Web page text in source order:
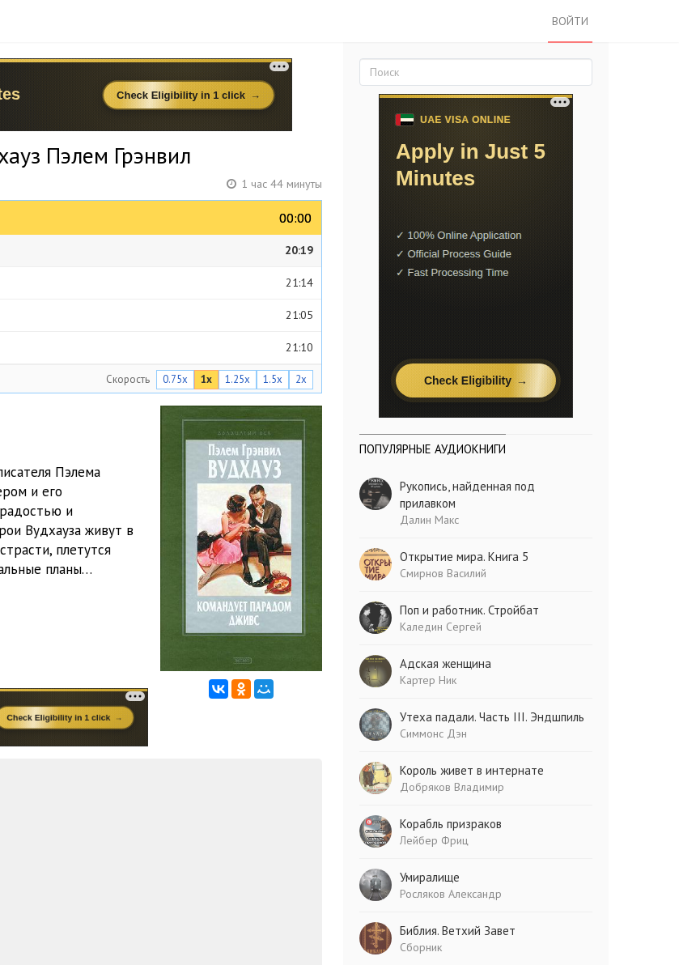
ВОЙТИ
Пэлем Грэнвил
1 час 44 минуты
00:00
00:00
20:19
21:14
21:05
21:10
20:24
Скорость 0.75x 1x 1.25x 1.5x 2x
Пэлема
и его
и
Вудхауза живут в
плетутся
планы…
ПОПУЛЯРНЫЕ АУДИОКНИГИ
Рукопись, найденная под
прилавком
Далин Макс
Открытие мира. Книга 5
Смирнов Василий
Поп и работник. Стройбат
Каледин Сергей
Адская женщина
Картер Ник
Утеха падали. Часть III. Эндшпиль
Симмонс Дэн
Король живет в интернате
Добряков Владимир
Корабль призраков
Лейбер Фриц
Умиралище
Росляков Александр
Библия. Ветхий Завет
Сборник